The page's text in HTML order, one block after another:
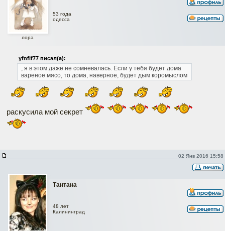
лора
53 года
одесса
yfnfif77 писал(а):
, я в этом даже не сомневалась. Если у тебя будет дома
вареное мясо, то дома, наверное, будет дым коромыслом
раскусила мой секрет
02 Янв 2016 15:58
Тантана
48 лет
Калининград